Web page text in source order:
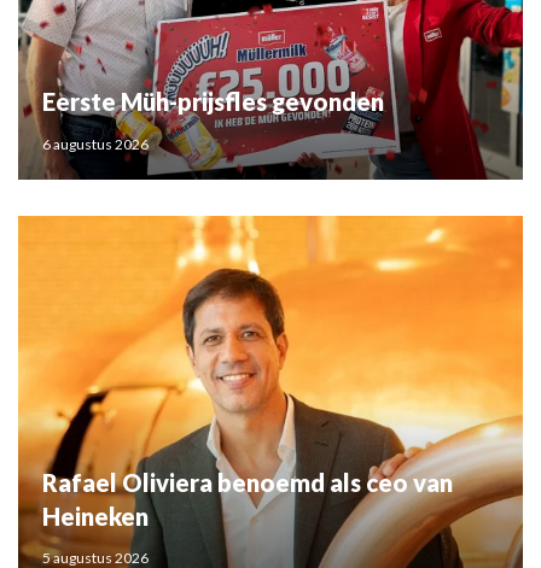
Eerste Müh-prijsfles gevonden
6 augustus 2026
Rafael Oliviera benoemd als ceo van
Heineken
5 augustus 2026